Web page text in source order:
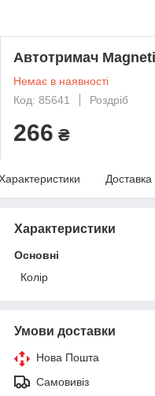
Автотримач
Немає в наявності
Код: 85641
Роздріб
266 ₴
Доставка
Характеристики
Основні
Колір
Умови доставки
Нова Пошта
Самовивіз